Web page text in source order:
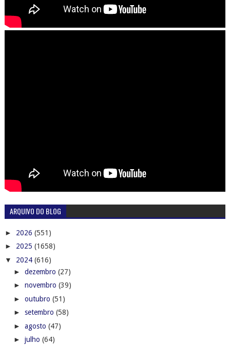
ARQUIVO DO BLOG
► 2026 (551)
► 2025 (1658)
▼ 2024 (616)
► dezembro (27)
► novembro (39)
► outubro (51)
► setembro (58)
► agosto (47)
► julho (64)